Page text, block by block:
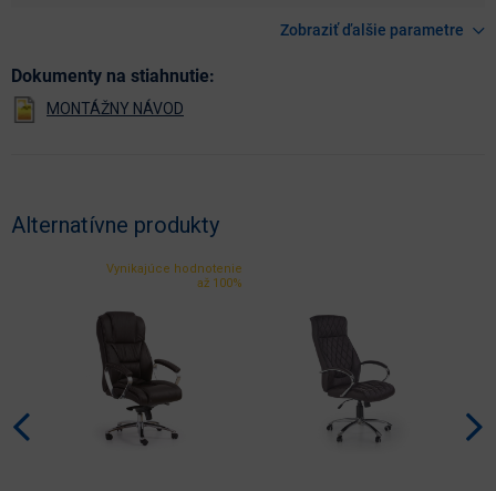
Zobraziť ďalšie parametre
Dokumenty na stiahnutie:
Alternatívne produkty
Vynikajúce hodnotenie
až 100%